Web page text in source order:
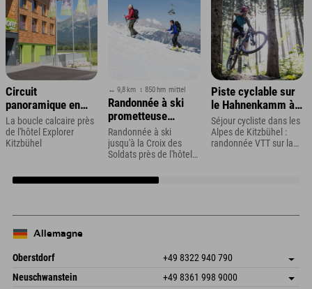
Circuit
panoramique en
boucle au départ de
St. Johann
La boucle calcaire près
de l'hôtel Explorer
Kitzbühel
↔ 9,8 km ↕ 850 hm mittel
Randonnée à ski
prometteuse
jusqu'à la Croix du
Soldat
Randonnée à ski
jusqu'à la Croix des
Soldats près de l'hôtel
Kleinkirchheim
Piste cyclable sur
le Hahnenkamm à
Kitzbühel
Séjour cycliste dans les
Alpes de Kitzbühel :
randonnée VTT sur la
Allemagne
Oberstdorf +49 8322 940 790
An der Breitach 3
87538 Fischen I. Allgäu
Enregistrer l'adresse
Informations d'arrivée
Neuschwanstein +49 8361 998 9000